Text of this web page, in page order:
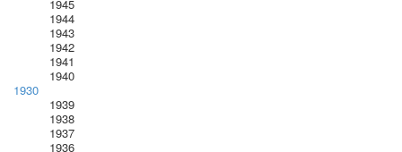
1945
1944
1943
1942
1941
1940
1930
1939
1938
1937
1936